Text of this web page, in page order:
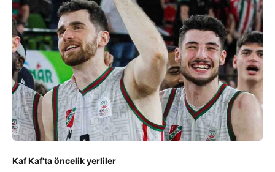
Kaf Kaf'ta öncelik yerliler